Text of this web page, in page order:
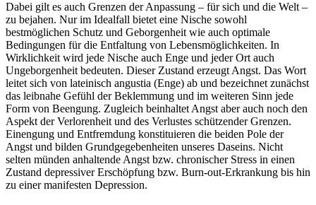
Dabei gilt es auch Grenzen der Anpassung – für sich und die Welt –
zu bejahen. Nur im Idealfall bietet eine Nische sowohl
bestmöglichen Schutz und Geborgenheit wie auch optimale
Bedingungen für die Entfaltung von Lebensmöglichkeiten. In
Wirklichkeit wird jede Nische auch Enge und jeder Ort auch
Ungeborgenheit bedeuten. Dieser Zustand erzeugt Angst. Das Wort
leitet sich von lateinisch angustia (Enge) ab und bezeichnet zunächst
das leibnahe Gefühl der Beklemmung und im weiteren Sinn jede
Form von Beengung. Zugleich beinhaltet Angst aber auch noch den
Aspekt der Verlorenheit und des Verlustes schützender Grenzen.
Einengung und Entfremdung konstituieren die beiden Pole der
Angst und bilden Grundgegebenheiten unseres Daseins. Nicht
selten münden anhaltende Angst bzw. chronischer Stress in einen
Zustand depressiver Erschöpfung bzw. Burn-out-Erkrankung bis hin
zu einer manifesten Depression.